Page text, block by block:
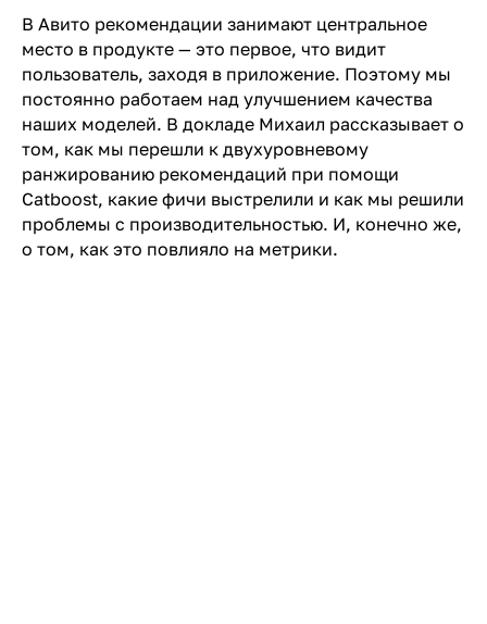
В Авито рекомендации занимают центральное
место в продукте — это первое, что видит
пользователь, заходя в приложение. Поэтому мы
постоянно работаем над улучшением качества
наших моделей. В докладе Михаил рассказывает о
том, как мы перешли к двухуровневому
ранжированию рекомендаций при помощи
Catboost, какие фичи выстрелили и как мы решили
проблемы с производительностью. И, конечно же,
о том, как это повлияло на метрики.